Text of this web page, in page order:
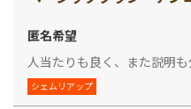
匿名希望
人当たりも良く、また説明
シェムリアップ